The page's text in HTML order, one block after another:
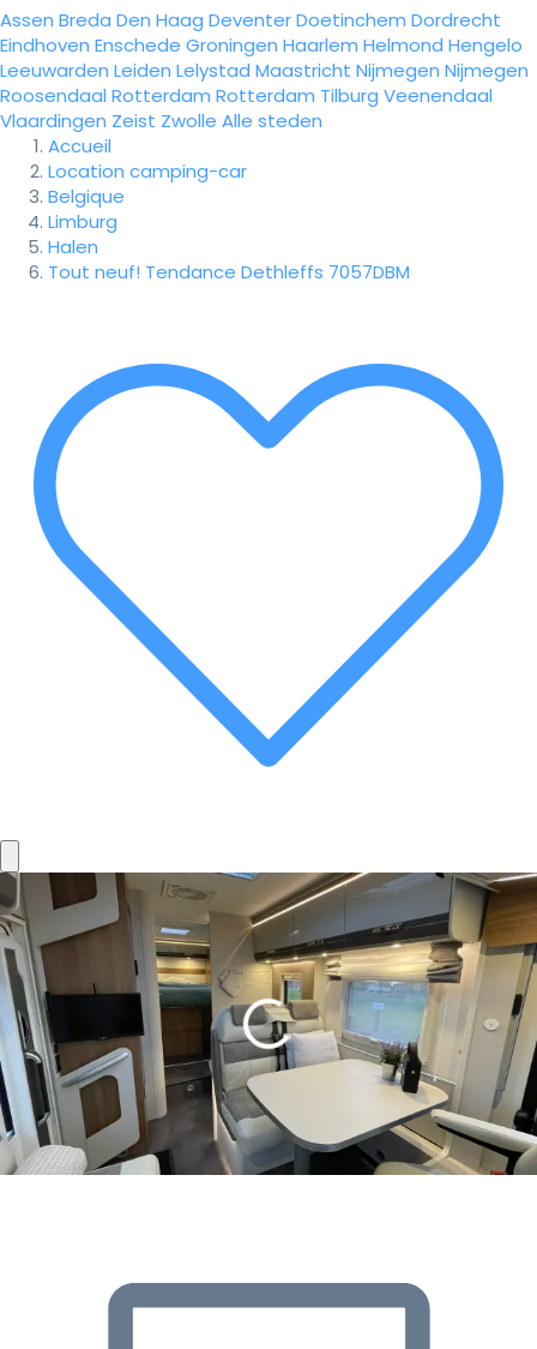
Assen Breda Den Haag DeventerDoetinchem Dordrecht
Eindhoven Enschede Groningen Haarlem Helmond Hengelo
Leeuwarden Leiden Lelystad Maastricht Nijmegen Nijmegen
Roosendaal Rotterdam Rotterdam Tilburg Veenendaal
Vlaardingen Zeist Zwolle Alle steden
Accueil
Location camping-car
Belgique
Limburg
Halen
Tout neuf! Tendance Dethleffs 7057DBM